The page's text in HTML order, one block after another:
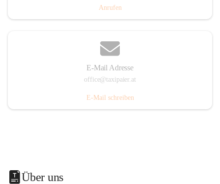
Anrufen
E-Mail Adresse
office@taxipaier.at
E-Mail schreiben
Über uns